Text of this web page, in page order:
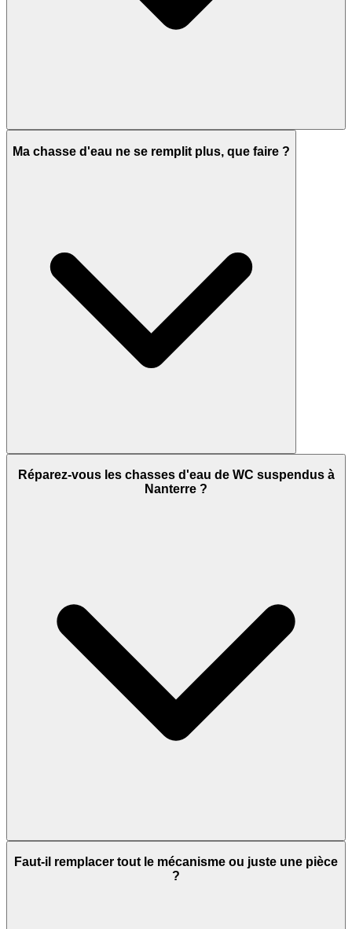
Ma chasse d'eau ne se remplit plus, que faire ?
Réparez-vous les chasses d'eau de WC suspendus à
Nanterre ?
Faut-il remplacer tout le mécanisme ou juste une pièce
?